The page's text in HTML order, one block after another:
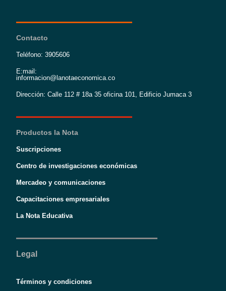
Contacto
Teléfono: 3905606
E:mail:
informacion@lanotaeconomica.co
Dirección: Calle 112 # 18a 35 oficina 101, Edificio Jumaca 3
Productos la Nota
Suscripciones
Centro de investigaciones económicas
Mercadeo y comunicaciones
Capacitaciones empresariales
La Nota Educativa
Legal
Términos y condiciones